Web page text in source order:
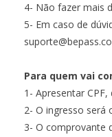
4- Não fazer mais
5- Em caso de
Para quem vai
1- Apresentar
2- O ingresso será
3- O comprovante